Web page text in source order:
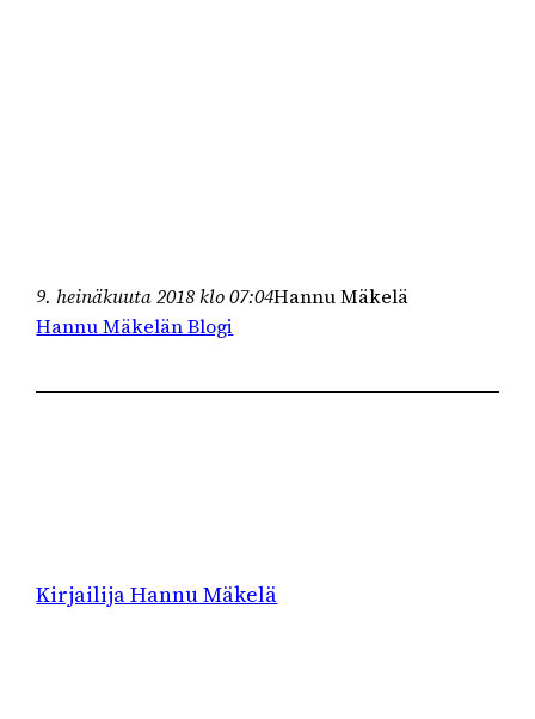
9. heinäkuuta 2018 klo 07:04Hannu Mäkelä
Hannu Mäkelän Blogi
Kirjailija Hannu Mäkelä